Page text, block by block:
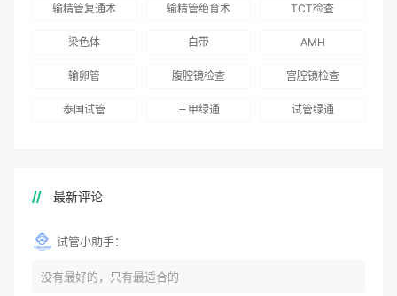
国版）》
输精管复通术 输精管绝育术 TCT检查
染色体 白带 AMH
输卵管 腹腔镜检查 宫腔镜检查
泰国试管 三甲绿通 试管绿通
最新评论
试管小助手：
没有最好的，只有最适合的